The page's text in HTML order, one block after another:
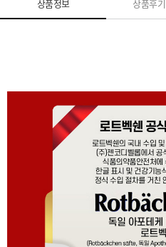
상품정보 상품후기